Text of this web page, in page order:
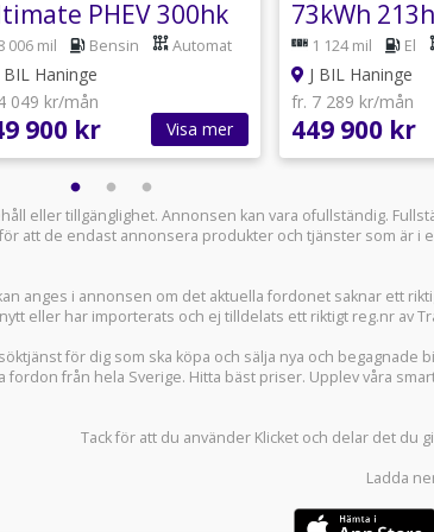
PHEV 300hk
AWD - VECKANS
006 mil Bensin Automat
BIL Haninge
049 kr/mån
900 kr Visa mer
73kWh
EXTENDED
PANO
1 124 mil El
J BIL Haninge
fr. 7 289 kr/mån
449 900 kr
eller tillgänglighet. Annonsen kan vara ofullständig.
att de endast annonsera produkter och tjänster som är i
anges i annonsen om det aktuella fordonet saknar ett
eller har importerats och ej tilldelats ett riktigt reg.nr av
för dig som ska köpa och sälja nya och begagnade
fordon från hela Sverige. Hitta bäst priser. Upplev våra
Tack för att du använder Klicket och delar det du
Ladda